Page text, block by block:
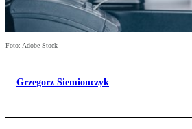
Foto: Adobe Stock
Grzegorz Siemionczyk